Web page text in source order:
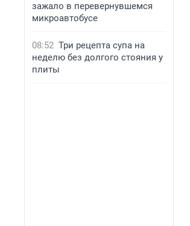
зажало в перевернувшемся
микроавтобусе
08:52 Три рецепта супа на
неделю без долгого стояния у
плиты